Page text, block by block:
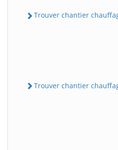
Trouver chantier
Trouver chantier